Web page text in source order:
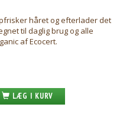
håret og efterlader det
til daglig brug og alle
af Ecocert.
LÆG I KURV